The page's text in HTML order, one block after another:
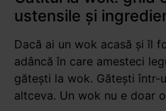
ustensile și
Dacă ai un wok acasă și îl
adâncă în care amesteci
gătești la wok. Gătești într-
altceva. Un wok nu e doar